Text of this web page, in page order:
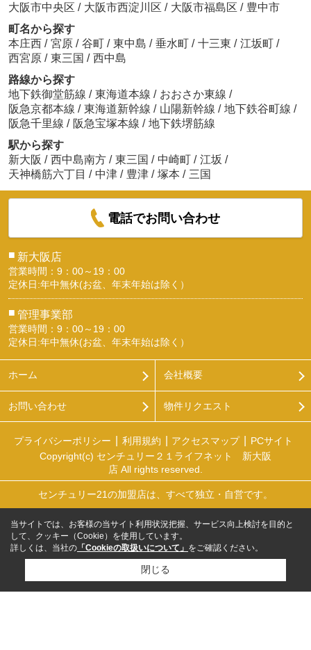
大阪市中央区 / 大阪市西淀川区 / 大阪市福島区 / 豊中市
町名から探す
本庄西 / 宮原 / 谷町 / 東中島 / 垂水町 / 十三東 / 江坂町 /
西宮原 / 東三国 / 西中島
路線から探す
地下鉄御堂筋線 / 東海道本線 / おおさか東線 /
阪急京都本線 / 東海道新幹線 / 山陽新幹線 / 地下鉄谷町線 /
阪急千里線 / 阪急宝塚本線 / 地下鉄堺筋線
駅から探す
新大阪 / 西中島南方 / 東三国 / 中崎町 / 江坂 /
天神橋筋六丁目 / 中津 / 豊津 / 塚本 / 三国
電話でお問い合わせ
■ 新大阪店
営業時間：9：00～19：00
定休日:年中無休(お盆、年末年始は除く）
■ 管理事業部
営業時間：9：00～19：00
定休日:年中無休(お盆、年末年始は除く）
ホーム 会社概要
お問い合わせ 物件リクエスト
プライバシーポリシー 利用規約 アクセスマップ
PCサイト
Copyright(c) センチュリー２１ライフネット 新大阪
店 All rights reserved.
センチュリー21の加盟店は、すべて独立・自営です。
当サイトでは、お客様の当サイト利用状況把握、サービス向上検討を目的と
して、クッキー（Cookie）を使用しています。
詳しくは、当社の 「Cookieの取扱いについて」 をご確認ください。
閉じる